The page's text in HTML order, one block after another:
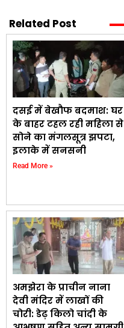
Related Post
दसई में बेखौफ बदमाश: घर
के बाहर टहल रही महिला से
सोने का मंगलसूत्र झपटा,
इलाके में सनसनी
Read More »
अमझेरा के प्राचीन नाना
देवी मंदिर में लाखों की
चोरी: डेढ़ किलो चांदी के